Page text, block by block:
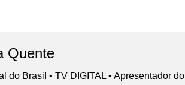
Quente
do Brasil • TV DIGITAL • Apresentador do